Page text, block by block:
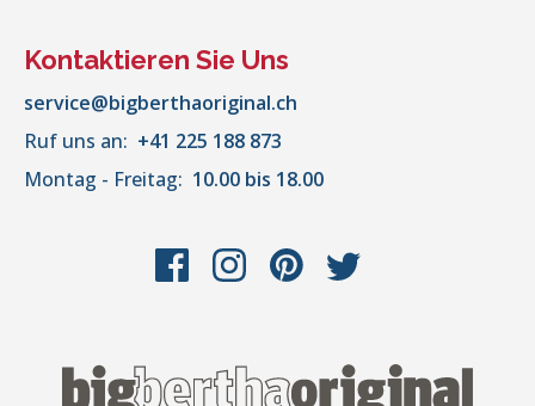
Kontaktieren Sie Uns
service@bigberthaoriginal.ch
Ruf uns an: +41 225 188 873
Montag - Freitag: 10.00 bis 18.00